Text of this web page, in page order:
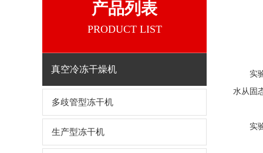
产品列表
PRODUCT LIST
真空冷冻干燥机
多歧管型冻干机
生产型冻干机
实
水从固
实